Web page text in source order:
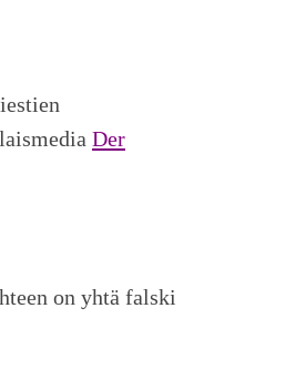
Der
on yhtä falski